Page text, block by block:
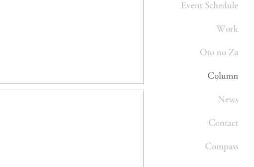
Event Schedule
Work
Oto no Za
Column
News
Contact
Compass